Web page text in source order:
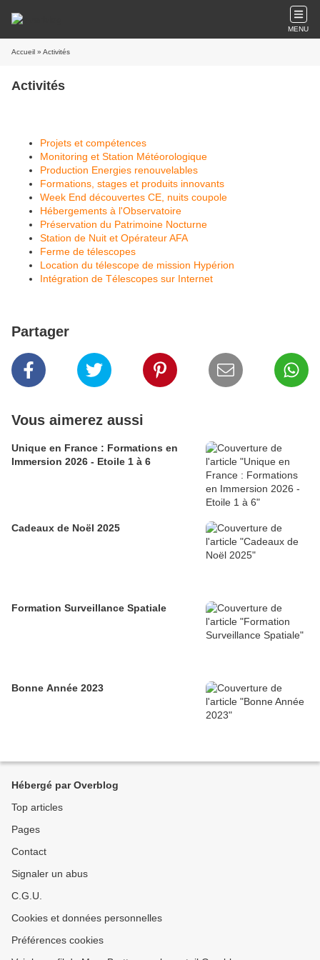
MENU
Accueil » Activités
Activités
Projets et compétences
Monitoring et Station Météorologique
Production Energies renouvelables
Formations, stages et produits innovants
Week End découvertes CE, nuits coupole
Hébergements à l'Observatoire
Préservation du Patrimoine Nocturne
Station de Nuit et Opérateur AFA
Ferme de télescopes
Location du télescope de mission Hypérion
Intégration de Télescopes sur Internet
Partager
Vous aimerez aussi
Unique en France : Formations en
Immersion 2026 - Etoile 1 à 6
Cadeaux de Noël 2025
Formation Surveillance Spatiale
Bonne Année 2023
Hébergé par Overblog
Top articles
Pages
Contact
Signaler un abus
C.G.U.
Cookies et données personnelles
Préférences cookies